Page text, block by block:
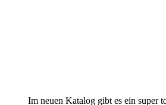
Im neuen Katalog gibt es ein super